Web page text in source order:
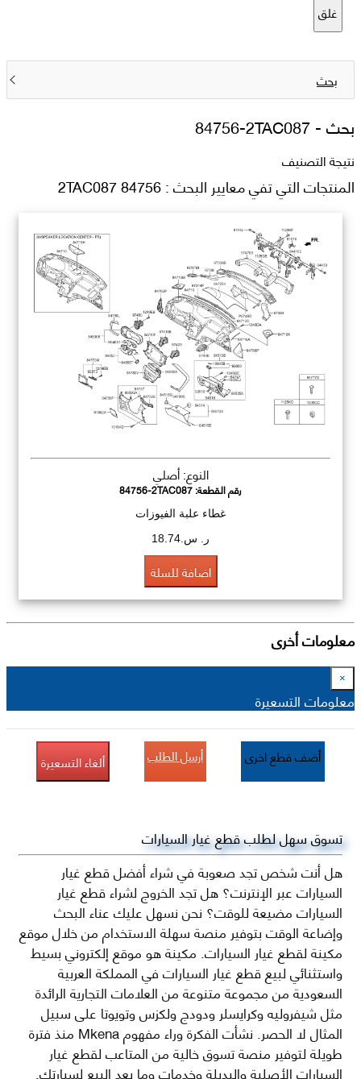
غلق
بحث
بحث -84756-2TAC087
نتيجة التصنيف
المنتجات التي تفي معايير البحث : 84756 2TAC087
النوع: أصلي
رقم القطعة:84756-2TAC087
غطاء علبة الفيوزات
ر. س.18.74
اضافة للسلة
معلومات أخرى
×
معلومات التسعيرة
أضف قطع اخرى أرسل الطلب ألغاء التسعيرة
تسوق سهل لطلب قطع غيار السيارات
هل أنت شخص تجد صعوبة في شراء أفضل قطع غيار
السيارات عبر الإنترنت؟ هل تجد الخروج لشراء قطع غيار
السيارات مضيعة للوقت؟ نحن نسهل عليك عناء البحث
وإضاعة الوقت بتوفير منصة سهلة الاستخدام من خلال موقع
مكينة لقطع غيار السيارات. مكينة هو موقع إلكتروني بسيط
واستثنائي لبيع قطع غيار السيارات في المملكة العربية
السعودية من مجموعة متنوعة من العلامات التجارية الرائدة
مثل شيفروليه وكرايسلر ودودج ولكزس وتويوتا على سبيل
المثال لا الحصر. نشأت الفكرة وراء مفهوم Mkena منذ فترة
طويلة لتوفير منصة تسوق خالية من المتاعب لقطع غيار
السيارات الأصلية والبديلة وخدمات وما بعد البيع لسيارتك.